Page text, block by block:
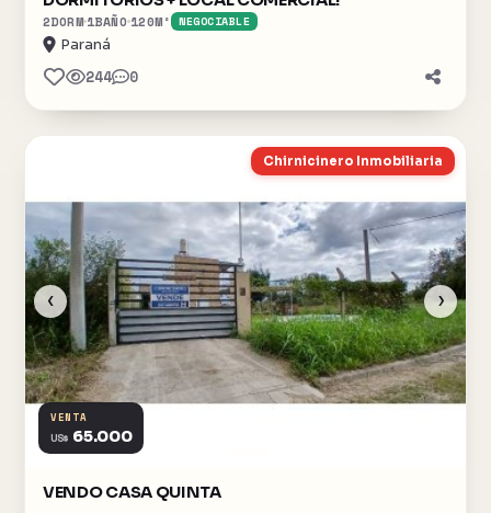
2DORM 1BAÑO 120M² NEGOCIABLE
Paraná
244 0
‹ ›
Chirnicinero Inmobiliaria
VENTA
US$ 65.000
VENDO CASA QUINTA